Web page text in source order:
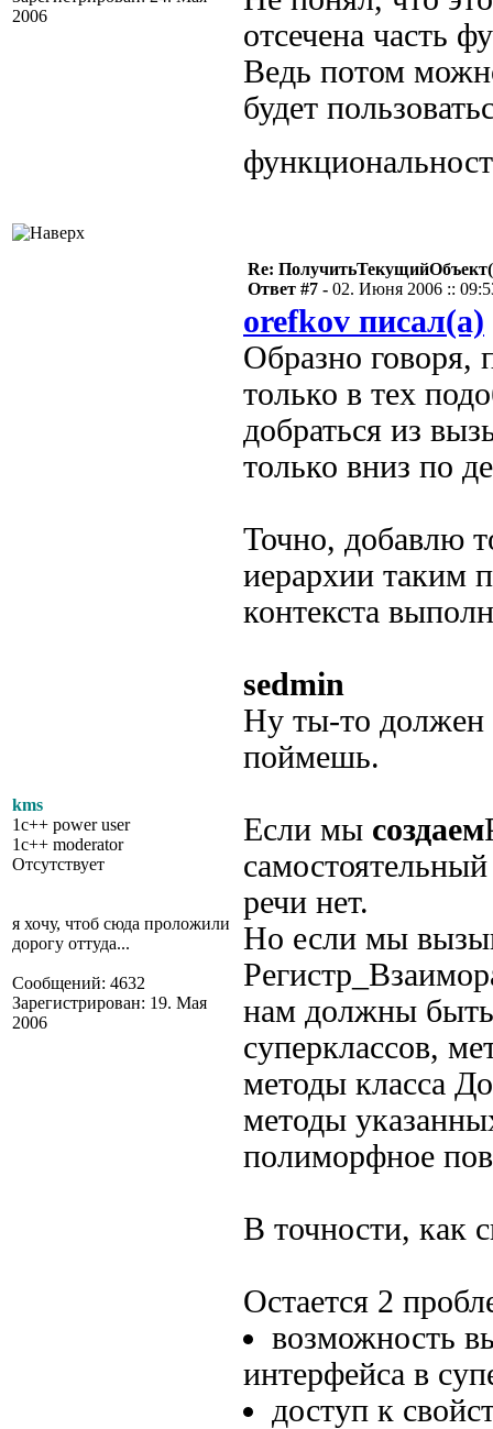
2006
отсечена часть
Ведь потом
будет
kms
1c++ power user
1c++ moderator
Отсутствует
я хочу, чтоб сюда проложили
дорогу оттуда...
Сообщений: 4632
Зарегистрирован: 19. Мая
2006
Re:
Ответ #7 - 02. Июня 2006 ::
orefkov писал(а)
Образно говоря,
только в тех
добраться из
только вниз по
Точно, добавлю
иерархии таким
контекста
sedmin
Ну ты-то должен
поймешь.
Если мы создаем
речи нет.
Но если мы
нам должны
суперклассов,
методы класса
методы
полиморфное
В точности, как
Остается 2
возможность
интерфейса в
доступ к